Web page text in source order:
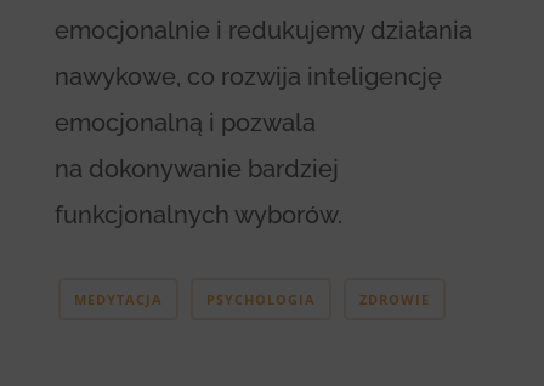
emocjonalnie i redukujemy działania
nawykowe, co rozwija inteligencję
emocjonalną i pozwala
na dokonywanie bardziej
funkcjonalnych wyborów.
MEDYTACJA PSYCHOLOGIA ZDROWIE